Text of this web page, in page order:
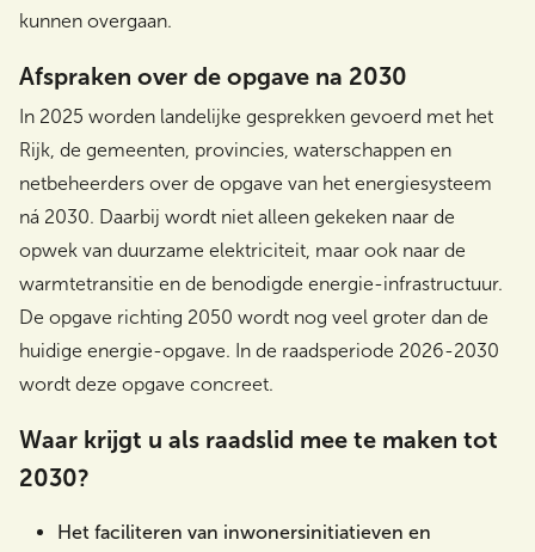
kunnen overgaan.
Afspraken over de opgave na 2030
In 2025 worden landelijke gesprekken gevoerd met het
Rijk, de gemeenten, provincies, waterschappen en
netbeheerders over de opgave van het energiesysteem
ná 2030. Daarbij wordt niet alleen gekeken naar de
opwek van duurzame elektriciteit, maar ook naar de
warmtetransitie en de benodigde energie-infrastructuur.
De opgave richting 2050 wordt nog veel groter dan de
huidige energie-opgave. In de raadsperiode 2026-2030
wordt deze opgave concreet.
Waar krijgt u als raadslid mee te maken tot
2030?
Het faciliteren van inwonersinitiatieven en